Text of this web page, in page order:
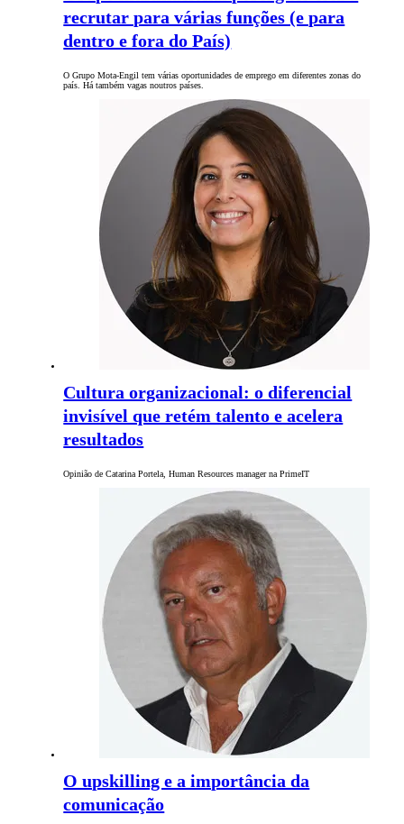
recrutar para várias funções (e para
dentro e fora do País)
O Grupo Mota-Engil tem várias oportunidades de emprego em diferentes zonas do
país. Há também vagas noutros países.
Cultura organizacional: o diferencial
invisível que retém talento e acelera
resultados
Opinião de Catarina Portela, Human Resources manager na PrimeIT
O upskilling e a importância da
comunicação